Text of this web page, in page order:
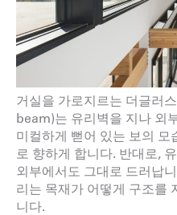
거실을 가로지르는 더글러
beam)는 유리벽을 지나 외
미컬하게 뻗어 있는 보의 모
로 향하게 합니다. 반대로,
외부에서도 그대로 드러납
리는 목재가 어떻게 구조를
니다.